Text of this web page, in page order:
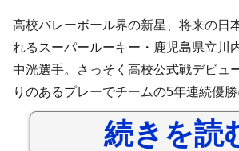
高校バレーボール界の新星、将来の日
れるスーパールーキー・鹿児島県立川
中洸選手。さっそく高校公式戦デビュ
りのあるプレーでチームの5年連続優
続きを読